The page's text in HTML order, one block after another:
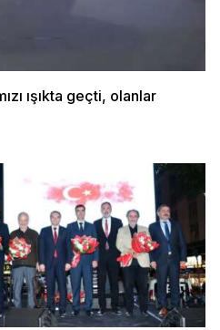
ışıkta geçti, olanlar